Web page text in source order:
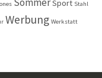
Sport Stahl
Werbung Werkstatt